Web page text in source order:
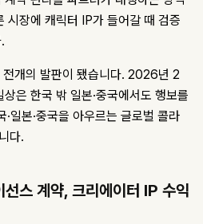
시장에 캐릭터 IP가 들어갈 때 검증
전개의 발판이 됐습니다. 2026년 2
은 한국 밖 일본·중국에서도 행보를
일본·중국을 아우르는 글로벌 콜라
다.
스 계약, 크리에이터 IP 수익